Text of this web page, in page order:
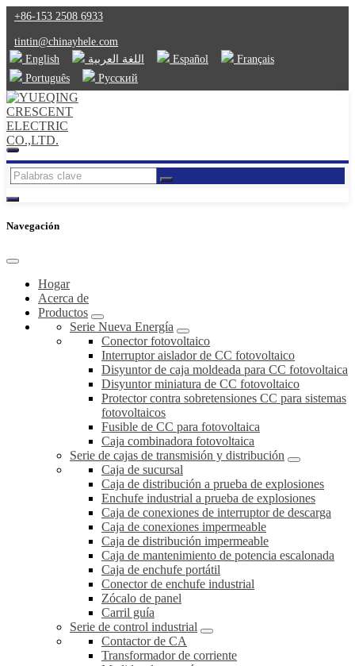
+86-153 2508 6933
tintin@chinayhele.com
English
اللغة العربية Español
Français
Português
Русский
Navegación
Hogar
Acerca de
Productos
Serie Nueva Energía
Conector fotovoltaico
Interruptor aislador de CC fotovoltaico
Disyuntor de caja moldeada para CC fotovoltaica
Disyuntor miniatura de CC fotovoltaico
Protector contra sobretensiones CC para sistemas
fotovoltaicos
Fusible de CC para fotovoltaica
Caja combinadora fotovoltaica
Serie de cajas de transmisión y distribución
Caja de sucursal
Caja de distribución a prueba de explosiones
Enchufe industrial a prueba de explosiones
Caja de conexiones de interruptor de descarga
Caja de conexiones impermeable
Caja de distribución impermeable
Caja de mantenimiento de potencia escalonada
Caja de enchufe portátil
Conector de enchufe industrial
Zócalo de panel
Carril guía
Serie de control industrial
Contactor de CA
Transformador de corriente